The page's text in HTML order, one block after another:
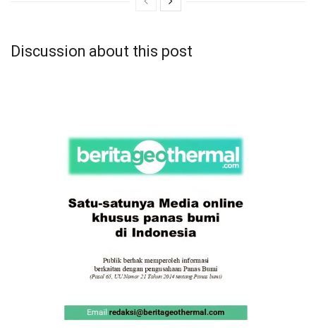
Discussion about this post